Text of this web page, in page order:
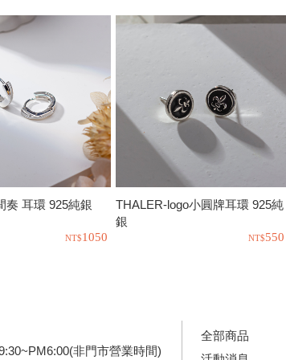
奏 耳環 925純銀
1050
THALER-logo小圓牌耳環 925純
銀
550
非門市營業時間)
全部商品